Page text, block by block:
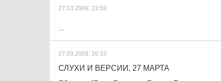
27.03.2009, 23:59
27.03.2009, 16:33
СЛУХИ И ВЕРСИИ, 27 МАРТА